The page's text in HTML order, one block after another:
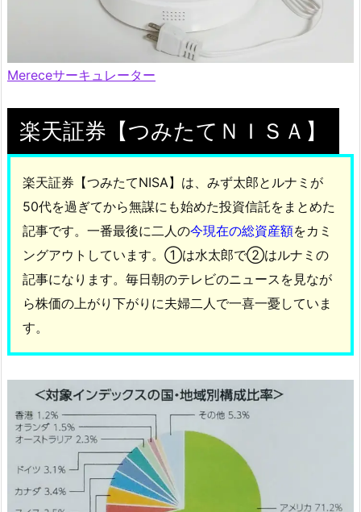
Mereceサーキュレーター
楽天証券【つみたてＮＩＳＡ】
楽天証券【つみたてNISA】は、みず太郎とルナミが
50代を過ぎてから無謀にも始めた投資信託をまとめた
記事です。一番最後に二人の今現在の総資産額をカミ
ングアウトしています。①は水太郎で②はルナミの
記事になります。毎日朝のテレビのニュースを見なが
ら株価の上がり下がりに夫婦二人で一喜一憂していま
す。